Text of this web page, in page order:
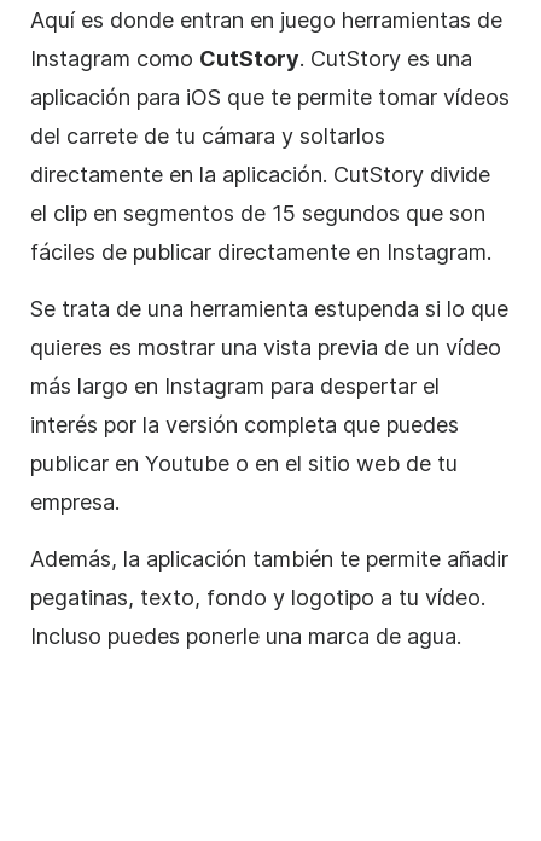
Aquí es donde entran en juego herramientas de
Instagram como CutStory. CutStory es una
aplicación para iOS que te permite tomar vídeos
del carrete de tu cámara y soltarlos
directamente en la aplicación. CutStory divide
el clip en segmentos de 15 segundos que son
fáciles de publicar directamente en Instagram.
Se trata de una herramienta estupenda si lo que
quieres es mostrar una vista previa de un vídeo
más largo en Instagram para despertar el
interés por la versión completa que puedes
publicar en Youtube o en el sitio web de tu
empresa.
Además, la aplicación también te permite añadir
pegatinas, texto, fondo y logotipo a tu vídeo.
Incluso puedes ponerle una marca de agua.